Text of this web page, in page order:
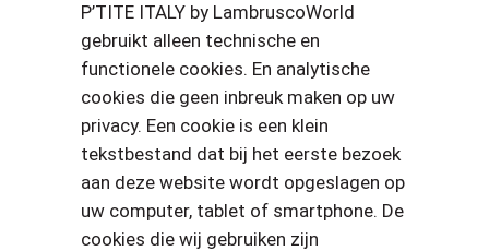
P’TITE ITALY by LambruscoWorld
gebruikt alleen technische en
functionele cookies. En analytische
cookies die geen inbreuk maken op uw
privacy. Een cookie is een klein
tekstbestand dat bij het eerste bezoek
aan deze website wordt opgeslagen op
uw computer, tablet of smartphone. De
cookies die wij gebruiken zijn